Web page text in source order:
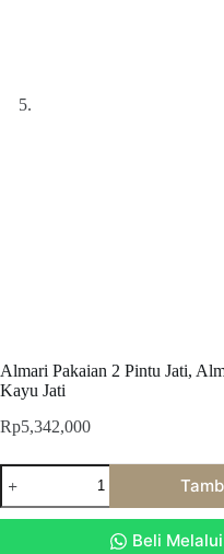
Almari Pakaian 2 Pintu Jati,
Kayu Jati
Rp5,342,000
Kuantitas
Almari
Pakaian
Beli